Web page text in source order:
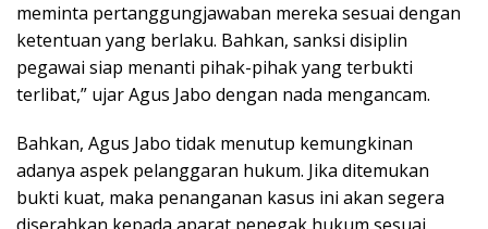
meminta pertanggungjawaban mereka sesuai dengan
ketentuan yang berlaku. Bahkan, sanksi disiplin
pegawai siap menanti pihak-pihak yang terbukti
terlibat,” ujar Agus Jabo dengan nada mengancam.
Bahkan, Agus Jabo tidak menutup kemungkinan
adanya aspek pelanggaran hukum. Jika ditemukan
bukti kuat, maka penanganan kasus ini akan segera